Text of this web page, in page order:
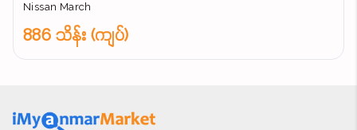
Nissan March
886 သိန်း (ကျပ်)